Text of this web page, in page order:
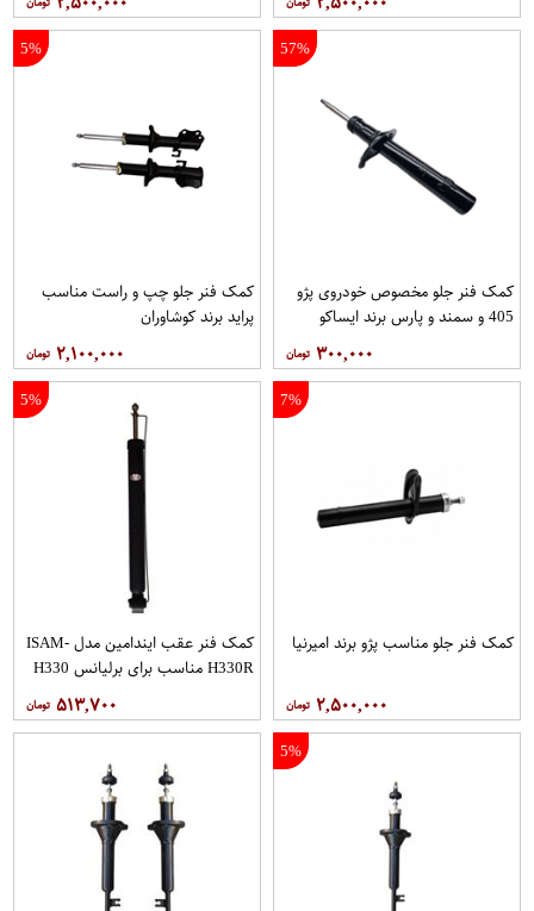
57%
کمک فنر جلو مخصوص خودروی پژو
405 و سمند و پارس برند ایساکو
۳۰۰,۰۰۰
5%
کمک فنر جلو چپ و راست مناسب
پراید برند کوشاوران
۲,۱۰۰,۰۰۰
7%
کمک فنر جلو مناسب پژو برند امیرنیا
۲,۵۰۰,۰۰۰
5%
کمک فنر عقب ایندامین مدل ISAM-
H330R مناسب برای برلیانس H330
۵۱۳,۷۰۰
5%